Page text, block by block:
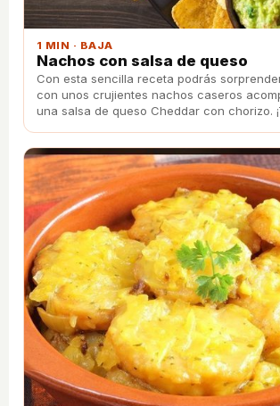
1 MIN · BAJA
Nachos con salsa de queso
Con esta sencilla receta podrás
con unos crujientes nachos caseros
una salsa de queso Cheddar con chorizo.